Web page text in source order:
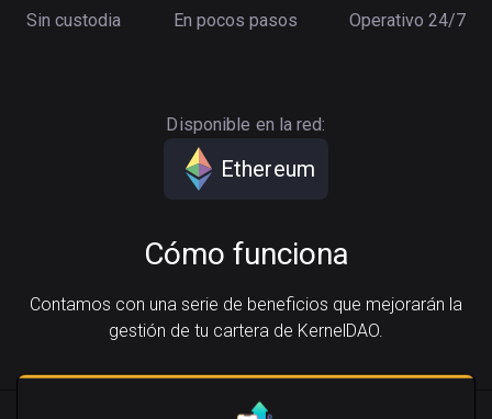
Sin custodia En pocos pasos Operativo 24/7
Disponible en la red:
Ethereum
Cómo funciona
Contamos con una serie de beneficios que mejorarán la
gestión de tu cartera de KernelDAO.